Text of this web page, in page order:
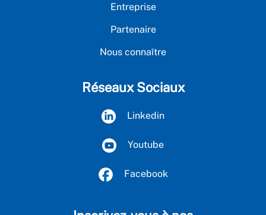
Entreprise
Partenaire
Nous connaître
Réseaux Sociaux
Linkedin
Youtube
Facebook